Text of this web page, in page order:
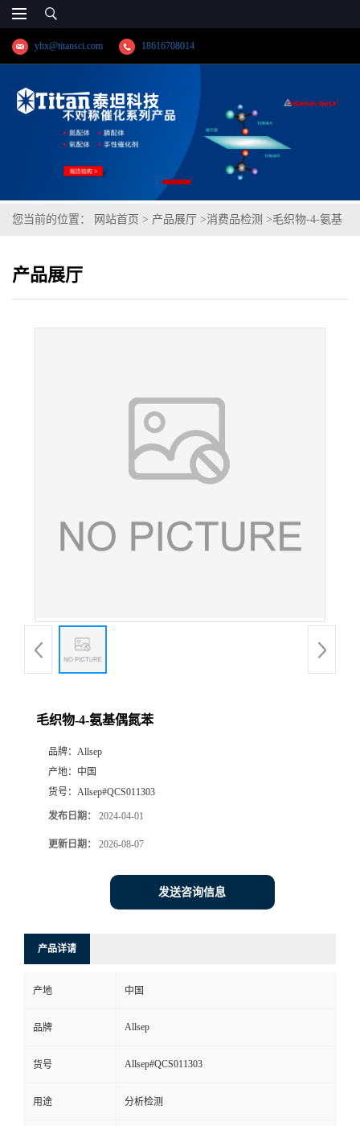
yhx@titansci.com 18616708014
您当前的位置： 网站首页 > 产品展厅 >消费品检测 >毛织物-4-氨基
产品展厅
毛织物-4-氨基偶氮苯
品牌： Allsep
产地： 中国
货号： Allsep#QCS011303
发布日期： 2024-04-01
更新日期： 2026-08-07
发送咨询信息
产品详请
产地 中国
品牌 Allsep
货号 Allsep#QCS011303
用途 分析检测